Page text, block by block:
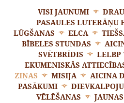
VISI JAUNUMI
PASAULES LUTERĀŅU
LŪGŠANAS
ELCA
BĪBELES STUNDAS
SVĒTBRĪDIS
LELBP
EKUMENISKĀS
ZIŅAS
MISIJA AICINA
PASĀKUMI
VĒLĒŠANAS